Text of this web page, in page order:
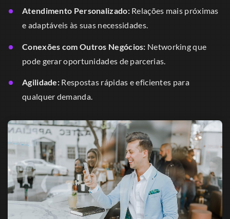
Atendimento Personalizado:Relações mais próximas
e adaptáveis às suas necessidades.
Conexões com Outros Negócios: Networking que
pode gerar oportunidades de parcerias.
Agilidade: Respostas rápidas e eficientes para
qualquer demanda.